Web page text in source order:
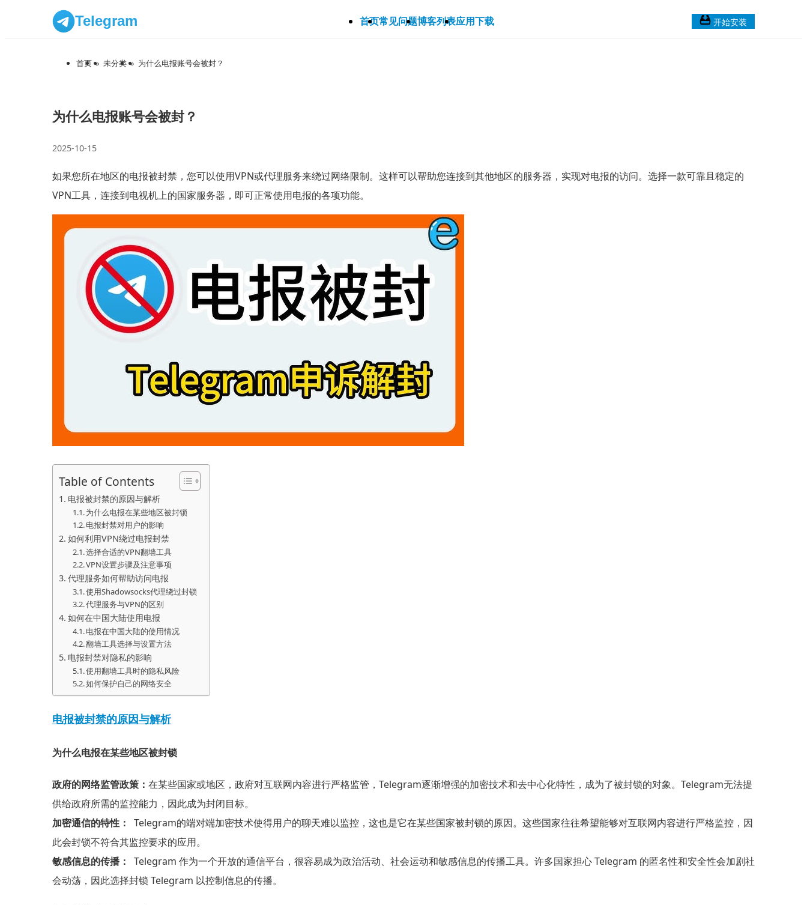
Telegram 首页常见问题博客列表应用下载 开始安装
首页 » 未分类 » 为什么电报账号会被封？
为什么电报账号会被封？
2025-10-15
如果您所在地区的电报被封禁，您可以使用VPN或代理服务来绕过网络限制。这样可以帮助您连接到其他地区的服务器，实现对电报的访问。选择一款可靠且稳定的
VPN工具，连接到电视机上的国家服务器，即可正常使用电报的各项功能。
Table of Contents
电报被封禁的原因与解析
为什么电报在某些地区被封锁
电报封禁对用户的影响
如何利用VPN绕过电报封禁
选择合适的VPN翻墙工具
VPN设置步骤及注意事项
代理服务如何帮助访问电报
使用Shadowsocks代理绕过封锁
代理服务与VPN的区别
如何在中国大陆使用电报
电报在中国大陆的使用情况
翻墙工具选择与设置方法
电报封禁对隐私的影响
使用翻墙工具时的隐私风险
如何保护自己的网络安全
电报被封禁的原因与解析
为什么电报在某些地区被封锁
政府的网络监管政策： 在某些国家或地区，政府对互联网内容进行严格监管，Telegram逐渐增强的加密技术和去中心化特性，成为了被封锁的对象。Telegram无法提
供给政府所需的监控能力，因此成为封闭目标。
加密通信的特性：
Telegram的端对端加密技术使得用户的聊天难以监控，这也是它在某些国家被封锁的原因。这些国家往往希望能够对互联网内容进行严格监控，因
此会封锁不符合其监控要求的应用。
敏感信息的传播：
Telegram 作为一个开放的通信平台，很容易成为政治活动、社会运动和敏感信息的传播工具。许多国家担心 Telegram 的匿名性和安全性会加剧社
会动荡，因此选择封锁 Telegram 以控制信息的传播。